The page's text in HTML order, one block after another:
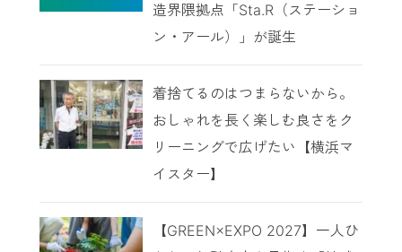
造界隈拠点「Sta.R（ステーショ
ン・アール）」が誕生
着捨てるのはつまらないから。
おしゃれを長く楽しむ良さをク
リーニングで広げたい【横浜マ
イスター】
【GREEN×EXPO 2027】一人ひ